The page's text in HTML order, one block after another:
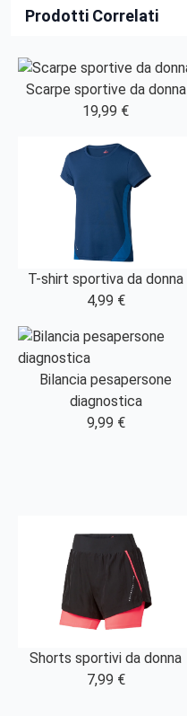
Prodotti Correlati
Scarpe sportive da donna
19,99 €
T-shirt sportiva da donna
4,99 €
Bilancia pesapersone
diagnostica
9,99 €
Shorts sportivi da donna
7,99 €